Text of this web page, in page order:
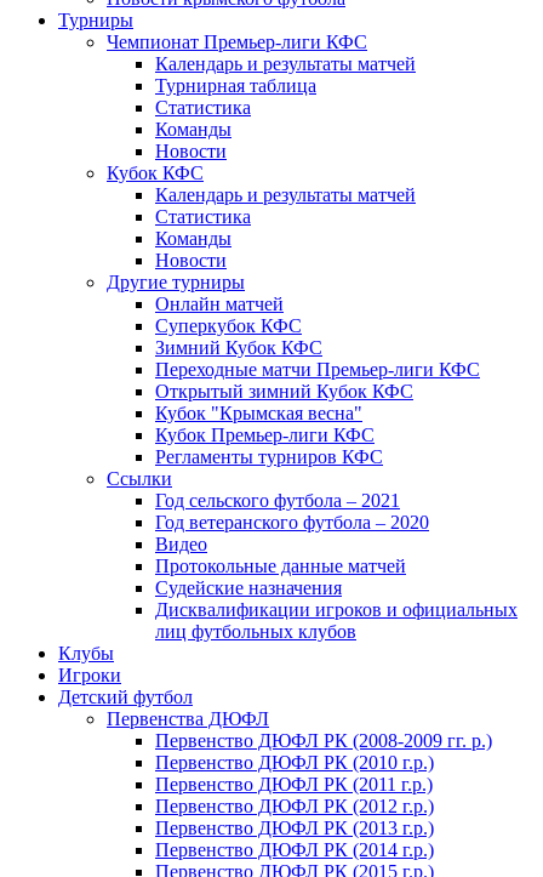
Турниры
Чемпионат Премьер-лиги КФС
Календарь и результаты матчей
Турнирная таблица
Статистика
Команды
Новости
Кубок КФС
Календарь и результаты матчей
Статистика
Команды
Новости
Другие турниры
Онлайн матчей
Суперкубок КФС
Зимний Кубок КФС
Переходные матчи Премьер-лиги КФС
Открытый зимний Кубок КФС
Кубок "Крымская весна"
Кубок Премьер-лиги КФС
Регламенты турниров КФС
Ссылки
Год сельского футбола – 2021
Год ветеранского футбола – 2020
Видео
Протокольные данные матчей
Судейские назначения
Дисквалификации игроков и официальных
лиц футбольных клубов
Клубы
Игроки
Детский футбол
Первенства ДЮФЛ
Первенство ДЮФЛ РК (2008-2009 гг. р.)
Первенство ДЮФЛ РК (2010 г.р.)
Первенство ДЮФЛ РК (2011 г.р.)
Первенство ДЮФЛ РК (2012 г.р.)
Первенство ДЮФЛ РК (2013 г.р.)
Первенство ДЮФЛ РК (2014 г.р.)
Первенство ДЮФЛ РК (2015 г.р.)